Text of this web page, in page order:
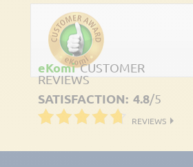
eKomi CUSTOMER
REVIEWS
SATISFACTION: 4.8/5
REVIEWS